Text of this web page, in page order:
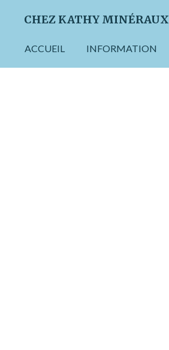
Passer
contenu
CHEZ KATHY MINÉRAUX
ACCUEIL INFORMATION